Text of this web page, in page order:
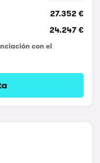
27.352 €
24.247 €
con el